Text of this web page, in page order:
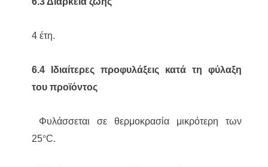
4 έτη.
6.4 Ιδιαίτερες προφυλάξεις κατά τη φύλαξη
του προϊόντος
Φυλάσσεται σε θερμοκρασία μικρότερη των
25°C.